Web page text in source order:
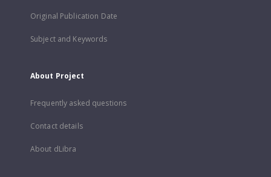
Original Publication Date
Subject and Keywords
About Project
Frequently asked questions
Contact details
About dLibra